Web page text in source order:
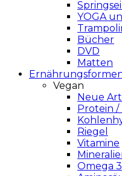
YOGA
Bücher
DVD
Matten
Vegan
Neue
Protein /
Riegel
Vitamine
Omega 3